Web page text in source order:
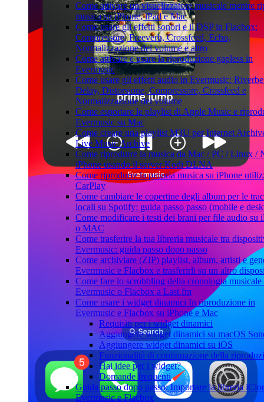
Come attivare un visualizzatore musicale mentre
musica su iPhone, iPad e Mac
Come usare gli effetti sonori e il DSP in Flacbox:
Compressore, Freeverb, Crossfeed, Echo,
Normalizzazione del volume e altro
Come attivare e usare la riproduzione gapless in
Evermusic
Come usare gli effetti audio in Evermusic:
Delay, Distorsione, Compressore, Crossfeed e
Normalizzazione del volume
Come esportare le playlist di Apple Music e
Evermusic su Mac
Come creare una playlist M3U per Internet
Live Music Archive
Come riprodurre la musica da Mac / PC / Linux /
iPhone usando il server Kodi DLNA
Come riprodurre la propria musica su iPhone
CarPlay
Come cambiare le copertine degli album per le
locali su Spotify: guida passo passo (mobile e
Come modificare i testi dei brani per file audio su
o MAC
Come trasferire la tua libreria musicale tra
Evermusic: guida passo dopo passo
Come archiviare (ZIP) playlist, album, artisti e
Evermusic e Flacbox e trasferirli su un altro
Come fare lo scrobbling della cronologia musicale
Evermusic o Flacbox a Last.fm
Come usare i widget dinamici In riproduzione in
Evermusic e Flacbox su iPhone e Mac
Requisiti per i widget dinamici
Aggiungere widget dinamici su macOS
Aggiungere widget dinamici su iOS
Funzionalità di continuazione della
Hai idee per i widget?
Domande frequenti
Guida passo dopo passo: Importare la libreria
Evermusic e Flacbox